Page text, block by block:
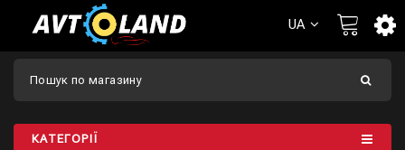
UA
КАТЕГОРІЇ